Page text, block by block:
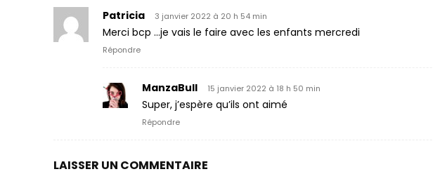
Patricia 3 janvier 2022 à 20 h 54 min
Merci bcp …je vais le faire avec les enfants mercredi
Répondre
ManzaBull 15 janvier 2022 à 18 h 50 min
Super, j’espère qu’ils ont aimé
Répondre
LAISSER UN COMMENTAIRE